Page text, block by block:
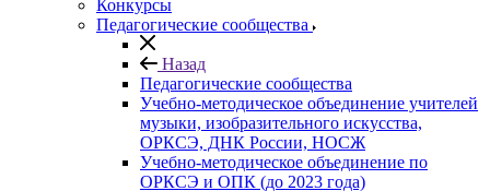
Конкурсы
Педагогические сообщества
Назад
Педагогические сообщества
Учебно-методическое объединение учителей
музыки, изобразительного искусства,
ОРКСЭ, ДНК России, НОСЖ
Учебно-методическое объединение по
ОРКСЭ и ОПК (до 2023 года)